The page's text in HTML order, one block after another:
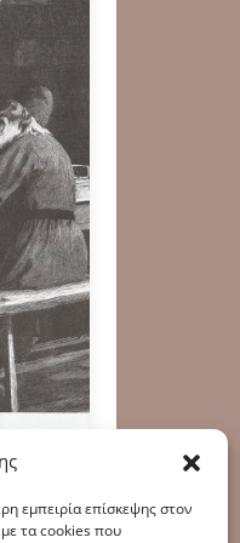
εμπειρία επίσκεψης στον
τα cookies που